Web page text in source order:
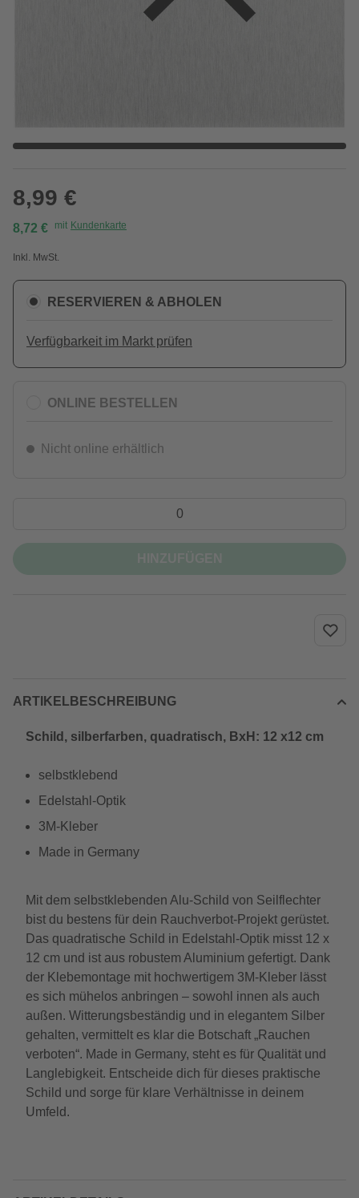
8,99 €
8,72 € mit Kundenkarte
Inkl. MwSt.
RESERVIEREN & ABHOLEN
Verfügbarkeit im Markt prüfen
ONLINE BESTELLEN
Nicht online erhältlich
ARTIKELBESCHREIBUNG
Schild, silberfarben, quadratisch, BxH: 12 x12 cm
selbstklebend
Edelstahl-Optik
3M-Kleber
Made in Germany
Mit dem selbstklebenden Alu-Schild von Seilflechter
bist du bestens für dein Rauchverbot-Projekt gerüstet.
Das quadratische Schild in Edelstahl-Optik misst 12 x
12 cm und ist aus robustem Aluminium gefertigt. Dank
der Klebemontage mit hochwertigem 3M-Kleber lässt
es sich mühelos anbringen – sowohl innen als auch
außen. Witterungsbeständig und in elegantem Silber
gehalten, vermittelt es klar die Botschaft „Rauchen
verboten“. Made in Germany, steht es für Qualität und
Langlebigkeit. Entscheide dich für dieses praktische
Schild und sorge für klare Verhältnisse in deinem
Umfeld.